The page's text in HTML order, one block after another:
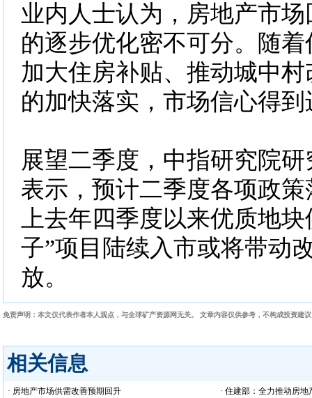
业内人士认为，房地产市
的逐步优化密不可分。随
加大住房补贴、推动城中
的加快落实，市场信心得
展望二季度，中指研究院
表示，预计二季度各项政
上去年四季度以来优质地
子”项目陆续入市或将带动
放。
免责声明：本文仅代表作者本人观点，与全球矿产资源网无关。 文章内容仅供参考，不构成投资建
相关信息
· 房地产市场供需改善预期回升
· 住建部：全力推动房